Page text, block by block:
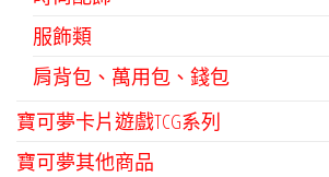
服飾類
肩背包、萬用包、錢包
寶可夢卡片遊戲TCG系列
寶可夢其他商品